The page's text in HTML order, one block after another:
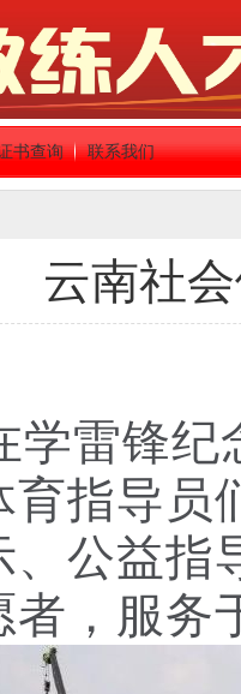
书查询 联系我们
云南社
学雷锋
育指导
、公益指
者，服务